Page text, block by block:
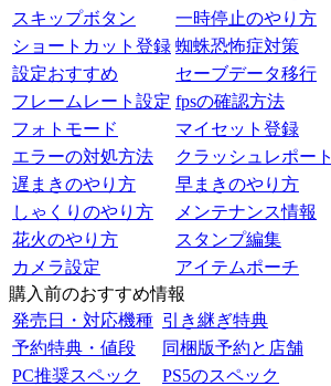
スキップボタン
一時停止のやり方
ショートカット登録 蜘蛛恐怖症対策
設定おすすめ
セーブデータ移行
フレームレート設定 fpsの確認方法
フォトモード
マイセット登録
エラーの対処方法
クラッシュレポート
遅まきのやり方
早まきのやり方
しゃくりのやり方
メンテナンス情報
花火のやり方
スタンプ編集
カメラ設定
アイテムポーチ
購入前のおすすめ情報
発売日・対応機種 引き継ぎ特典
予約特典・値段
同梱版予約と店舗
PC推奨スペック
PS5のスペック